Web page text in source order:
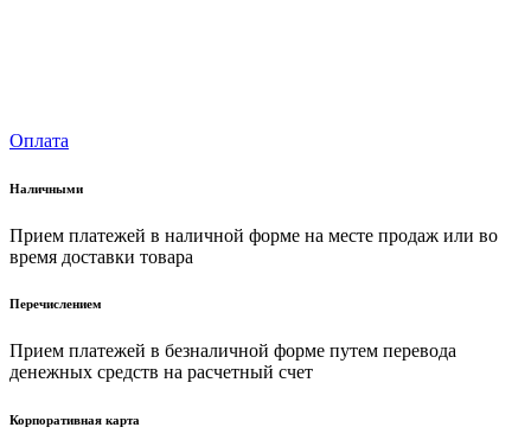
Оплата
Наличными
Прием платежей в наличной форме на месте продаж или во
время доставки товара
Перечислением
Прием платежей в безналичной форме путем перевода
денежных средств на расчетный счет
Корпоративная карта